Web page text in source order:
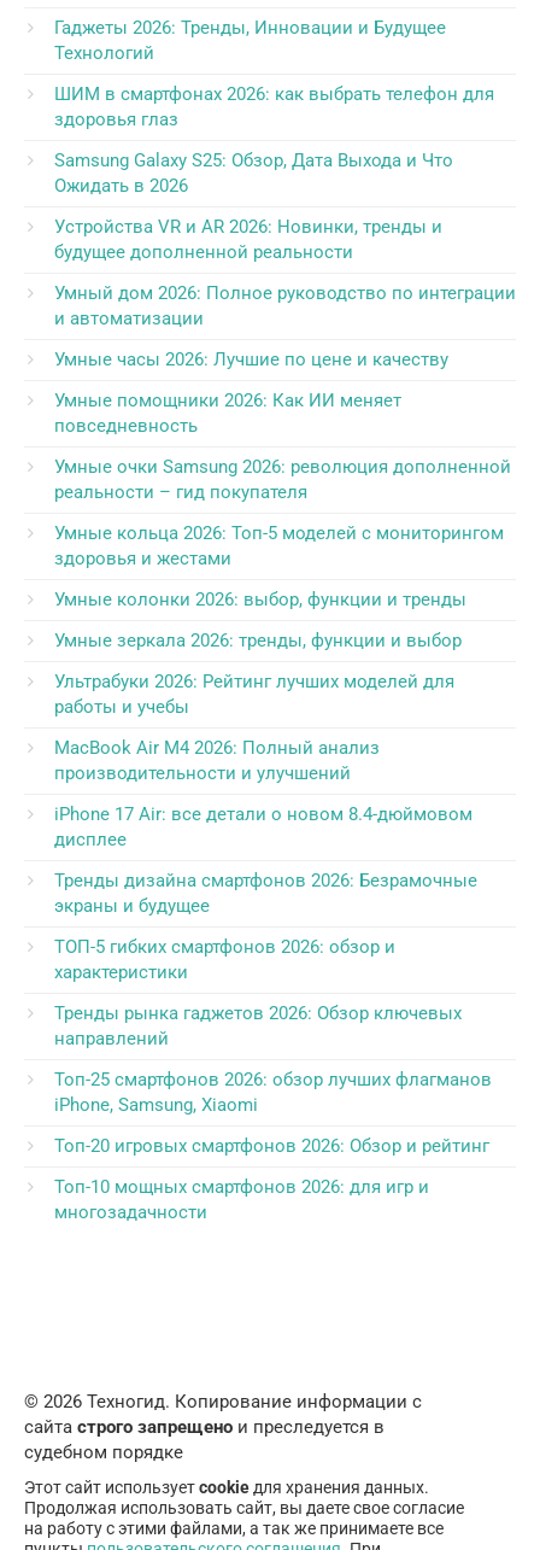
Гаджеты 2026: Тренды, Инновации и Будущее
Технологий
ШИМ в смартфонах 2026: как выбрать телефон для
здоровья глаз
Samsung Galaxy S25: Обзор, Дата Выхода и Что
Ожидать в 2026
Устройства VR и AR 2026: Новинки, тренды и
будущее дополненной реальности
Умный дом 2026: Полное руководство по интеграции
и автоматизации
Умные часы 2026: Лучшие по цене и качеству
Умные помощники 2026: Как ИИ меняет
повседневность
Умные очки Samsung 2026: революция дополненной
реальности – гид покупателя
Умные кольца 2026: Топ-5 моделей с мониторингом
здоровья и жестами
Умные колонки 2026: выбор, функции и тренды
Умные зеркала 2026: тренды, функции и выбор
Ультрабуки 2026: Рейтинг лучших моделей для
работы и учебы
MacBook Air M4 2026: Полный анализ
производительности и улучшений
iPhone 17 Air: все детали о новом 8.4-дюймовом
дисплее
Тренды дизайна смартфонов 2026: Безрамочные
экраны и будущее
ТОП-5 гибких смартфонов 2026: обзор и
характеристики
Тренды рынка гаджетов 2026: Обзор ключевых
направлений
Топ-25 смартфонов 2026: обзор лучших флагманов
iPhone, Samsung, Xiaomi
Топ-20 игровых смартфонов 2026: Обзор и рейтинг
Топ-10 мощных смартфонов 2026: для игр и
многозадачности
© 2026 Техногид. Копирование информации с
сайта строго запрещено и преследуется в
судебном порядке
Этот сайт используетcookie для хранения данных.
Продолжая использовать сайт, вы даете свое согласие
на работу с этими файлами, а так же принимаете все